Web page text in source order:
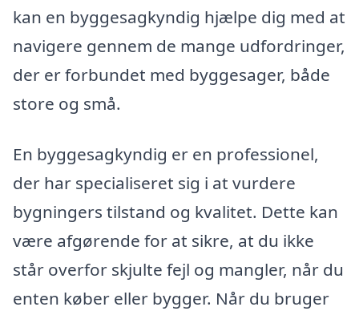
kan en byggesagkyndig hjælpe dig med at
navigere gennem de mange udfordringer,
der er forbundet med byggesager, både
store og små.
En byggesagkyndig er en professionel,
der har specialiseret sig i at vurdere
bygningers tilstand og kvalitet. Dette kan
være afgørende for at sikre, at du ikke
står overfor skjulte fejl og mangler, når du
enten køber eller bygger. Når du bruger